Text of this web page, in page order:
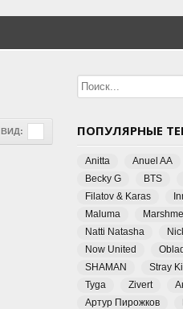
ВИД: ПОПУЛЯРНЫЕ
Anitta Anuel AA
Becky G
BTS
Filatov & Karas
Maluma
Natti Natasha
Now United
SHAMAN
Stray
Tyga
Zivert
Артур Пирожков